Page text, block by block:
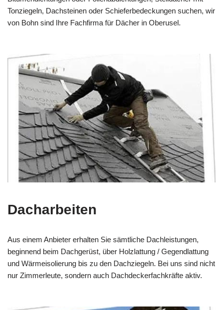
Tonziegeln, Dachsteinen oder Schieferbedeckungen suchen, wir
von Bohn sind Ihre Fachfirma für Dächer in Oberusel.
Dacharbeiten
Aus einem Anbieter erhalten Sie sämtliche Dachleistungen,
beginnend beim Dachgerüst, über Holzlattung / Gegendlattung
und Wärmeisolierung bis zu den Dachziegeln. Bei uns sind nicht
nur Zimmerleute, sondern auch Dachdeckerfachkräfte aktiv.